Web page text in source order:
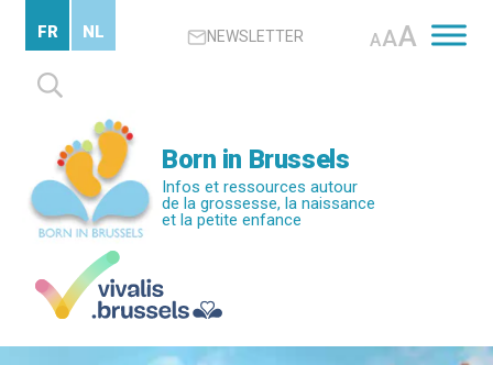
contenu
principal
NEWSLETTER AAA
Rechercher :
FR NL
Born in Brussels
Infos et ressources autour
de la grossesse, la naissance
et la petite enfance